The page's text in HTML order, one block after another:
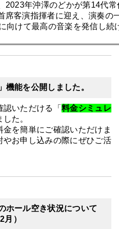
2023年沖澤のどかが第14代
席客演指揮者に迎え、演奏の
向けて最高の音楽を発信し
機能を公開しました。
認いただける 「料金シミュレ
た。
を簡単にご確認いただけま
お申し込みの際にぜひご活
ホール空き状況について
月）